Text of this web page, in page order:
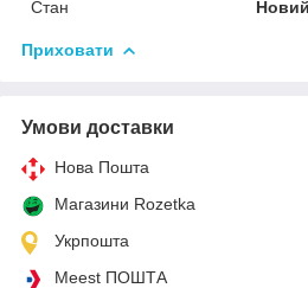
Стан
Новий
Приховати
Умови доставки
Нова Пошта
Магазини Rozetka
Укрпошта
Meest ПОШТА